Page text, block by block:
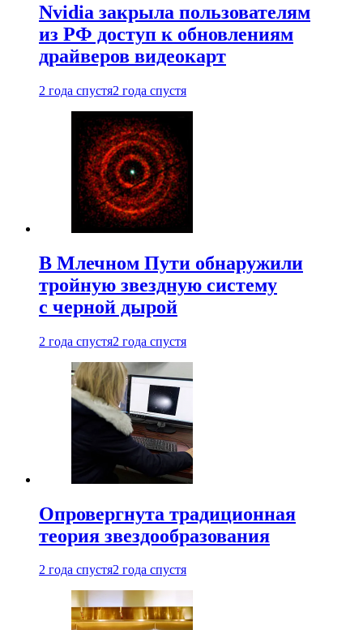
Nvidia закрыла пользователям
из РФ доступ к обновлениям
драйверов видеокарт
2 года спустя2 года спустя
В Млечном Пути обнаружили
тройную звездную систему
с черной дырой
2 года спустя2 года спустя
Опровергнута традиционная
теория звездообразования
2 года спустя2 года спустя